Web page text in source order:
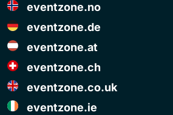
eventzone.no
eventzone.de
eventzone.at
eventzone.ch
eventzone.co.uk
eventzone.ie